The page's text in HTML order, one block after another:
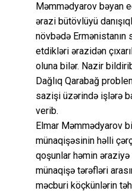
Məmmədyarov bəyan
ərazi bütövlüyü
növbədə Ermənistanın
etdikləri ərazidən
oluna bilər. Nazir
Dağlıq Qarabağ
sazişi üzərində işlərə
verib.
Elmar Məmmədyarov
münaqişəsinin həlli
qoşunlar həmin
münaqişə tərəfləri
məcburi köçkünlərin